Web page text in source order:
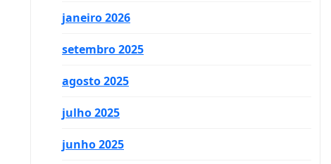
janeiro 2026
setembro 2025
agosto 2025
julho 2025
junho 2025